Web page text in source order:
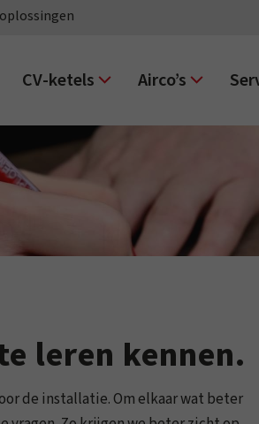
CV-ketels Airco’s
leren kennen.
de installatie. Om elkaar wat beter